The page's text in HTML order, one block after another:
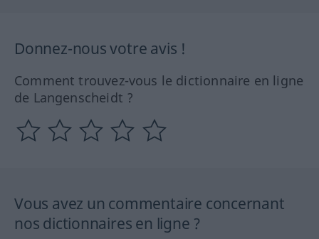
Donnez-nous votre avis !
Comment trouvez-vous le dictionnaire en ligne
de Langenscheidt ?
Vous avez un commentaire concernant
nos dictionnaires en ligne ?